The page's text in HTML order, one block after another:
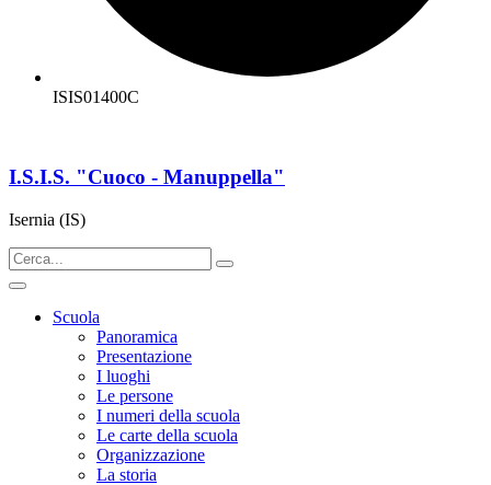
ISIS01400C
I.S.I.S. "Cuoco - Manuppella"
Isernia (IS)
Scuola
Panoramica
Presentazione
I luoghi
Le persone
I numeri della scuola
Le carte della scuola
Organizzazione
La storia